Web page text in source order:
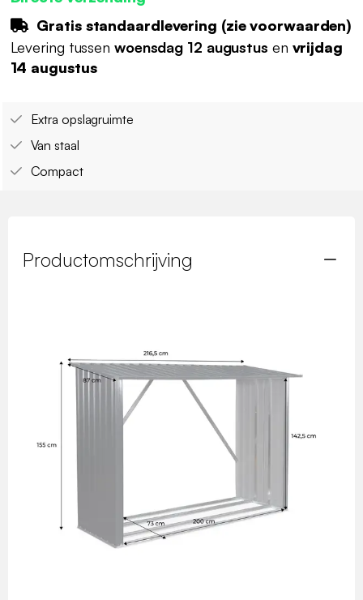
Gratis standaardlevering (zie voorwaarden)
Levering tussen woensdag 12 augustus en vrijdag
14 augustus
Extra opslagruimte
Van staal
Compact
Productomschrijving